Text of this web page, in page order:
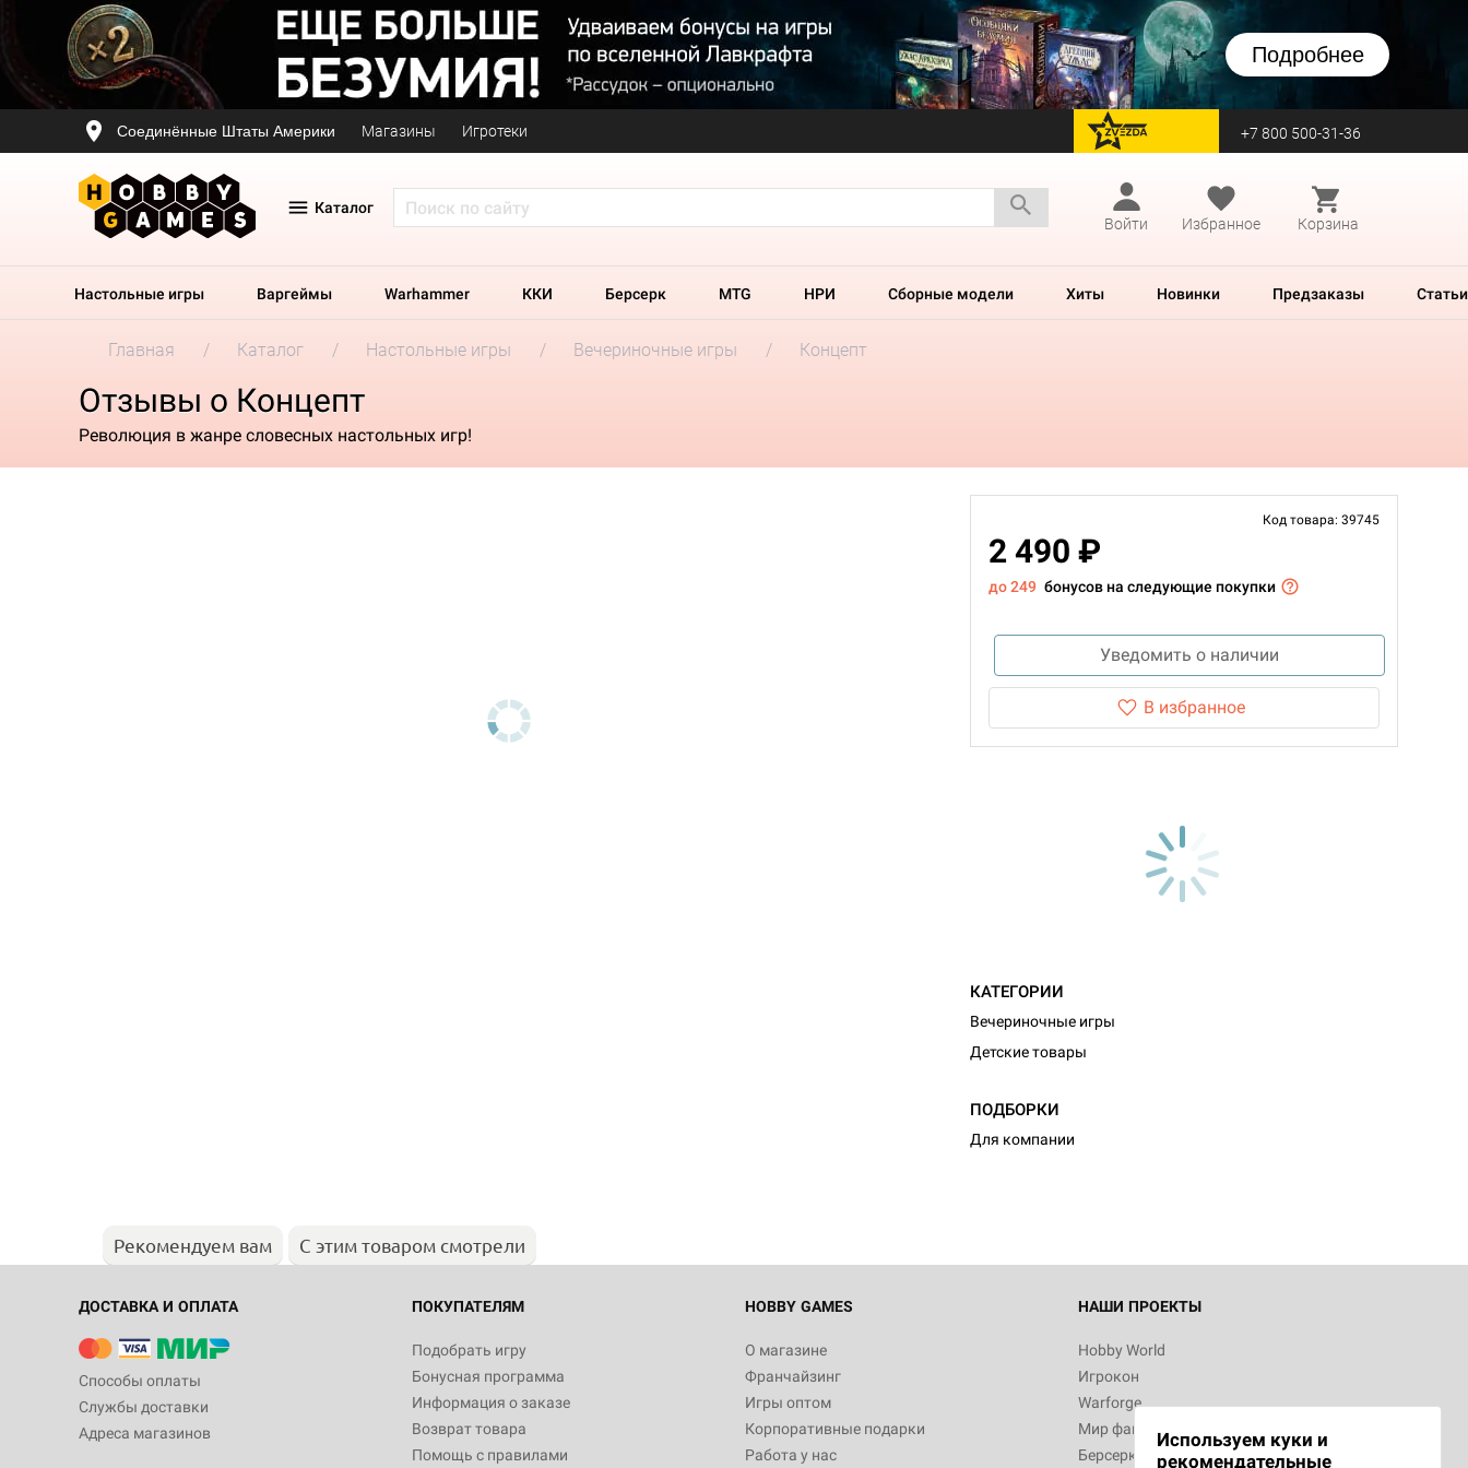
Подробнее
Соединённые Штаты Америки Магазины Игротеки перейти на Zvezda +7 800 500-31-36
Каталог
Войти
Избранное Корзина
Настольные игры Варгеймы Warhammer ККИ Берсерк MTG НРИ Сборные модели Хиты Новинки Предзаказы Статьи
Главная Каталог Настольные игры Вечериночные игры Концепт
Отзывы о Концепт
Революция в жанре словесных настольных игр!
Код товара: 39745
2 490 ₽
до 249 бонусов на следующие покупки
Уведомить о наличии
В избранное
КАТЕГОРИИ
Вечериночные игры
Детские товары
ПОДБОРКИ
Для компании
Рекомендуем вам С этим товаром смотрели
ДОСТАВКА И ОПЛАТА
Способы оплаты
Службы доставки
Адреса магазинов
ПОКУПАТЕЛЯМ
Подобрать игру
Бонусная программа
Информация о заказе
Возврат товара
Помощь с правилами
HOBBY GAMES
О магазине
Франчайзинг
Игры оптом
Корпоративные подарки
Работа у нас
НАШИ ПРОЕКТЫ
Hobby World
Игрокон
Warforge
Мир фантастики
Берсерк
Используем куки и
рекомендательные